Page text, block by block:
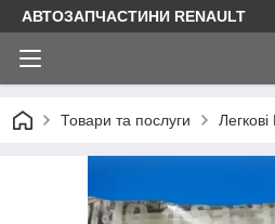
АВТОЗАПЧАСТИНИ RENAULT
Товари та послуги